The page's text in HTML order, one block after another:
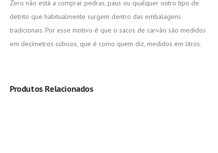
Zero não está a comprar pedras, paus ou qualquer outro tipo de
detrito que habitualmente surgem dentro das embalagens
tradicionais. Por esse motivo é que o sacos de carvão são medidos
em decímetros cúbicos, que é como quem diz, medidos em litros.
Produtos Relacionados